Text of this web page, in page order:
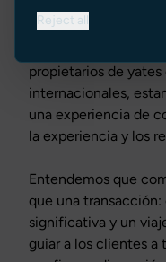
propietarios de
internacionales,
una experiencia de
la experiencia y los
Entendemos que
que una
significativa y un
guiar a los clientes a
Reject all